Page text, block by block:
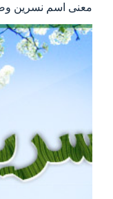
معنى اسم نسرين